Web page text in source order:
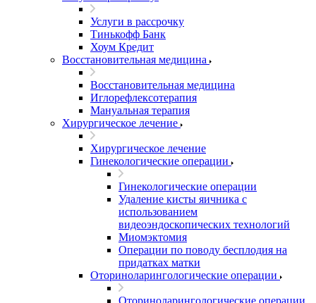
Услуги в рассрочку
Тинькофф Банк
Хоум Кредит
Восстановительная медицина
Восстановительная медицина
Иглорефлексотерапия
Мануальная терапия
Хирургическое лечение
Хирургическое лечение
Гинекологические операции
Гинекологические операции
Удаление кисты яичника с
использованием
видеоэндоскопических технологий
Миомэктомия
Операции по поводу бесплодия на
придатках матки
Оториноларингологические операции
Оториноларингологические операции